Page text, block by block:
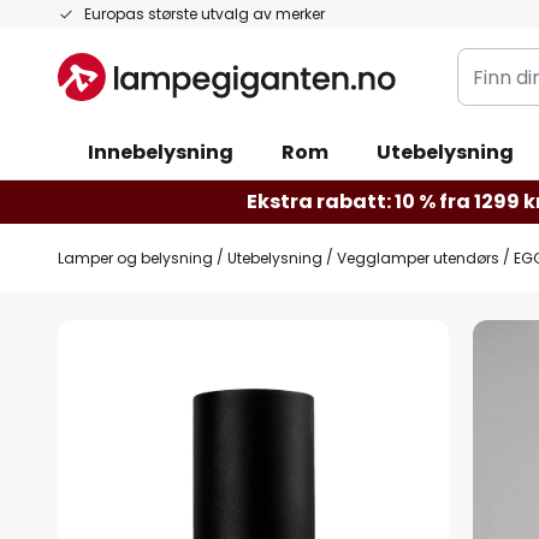
Europas største utvalg av merker
Hopp
innhold
Finn
din
Innebelysning Rom Utebelysning
Ekstra rabatt: 10 % fra 1299
Lamper og belysning Utebelysning Vegglamper utendørs